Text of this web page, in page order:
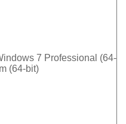
7 Professional (64-
(64-bit)